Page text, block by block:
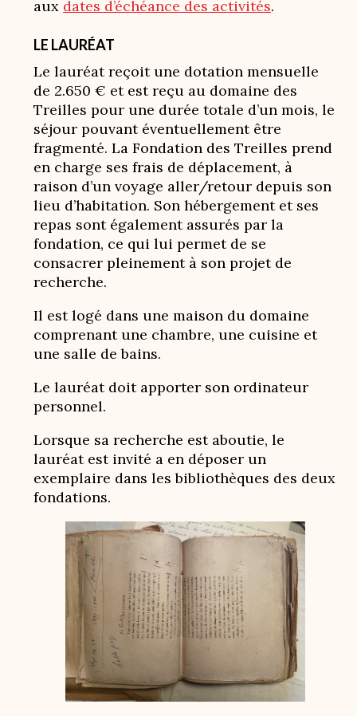
aux dates d’échéance des activités.
LE LAURÉAT
Le lauréat reçoit une dotation mensuelle
de 2.650 € et est reçu au domaine des
Treilles pour une durée totale d’un mois, le
séjour pouvant éventuellement être
fragmenté. La Fondation des Treilles prend
en charge ses frais de déplacement, à
raison d’un voyage aller/retour depuis son
lieu d’habitation. Son hébergement et ses
repas sont également assurés par la
fondation, ce qui lui permet de se
consacrer pleinement à son projet de
recherche.
Il est logé dans une maison du domaine
comprenant une chambre, une cuisine et
une salle de bains.
Le lauréat doit apporter son ordinateur
personnel.
Lorsque sa recherche est aboutie, le
lauréat est invité a en déposer un
exemplaire dans les bibliothèques des deux
fondations.
Image